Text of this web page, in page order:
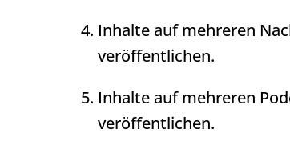
Inhalte auf mehreren
veröffentlichen.
Inhalte auf mehreren
veröffentlichen.